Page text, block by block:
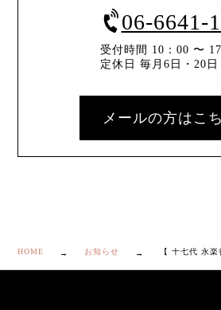
06-6641-
受付時間 10：00 〜
定休日 毎月6日・20日
メールの方はこ
HOME お知らせ